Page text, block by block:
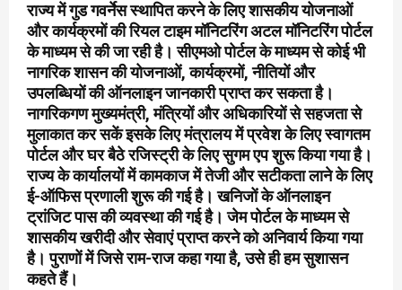
राज्य में गुड गवर्नेस स्थापित करने के लिए शासकीय योजनाओं
और कार्यक्रमों की रियल टाइम मॉनिटरिंग अटल मॉनिटरिंग पोर्टल
के माध्यम से की जा रही है। सीएमओ पोर्टल के माध्यम से कोई भी
नागरिक शासन की योजनाओं, कार्यक्रमों, नीतियों और
उपलब्धियों की ऑनलाइन जानकारी प्राप्त कर सकता है।
नागरिकगण मुख्यमंत्री, मंत्रियों और अधिकारियों से सहजता से
मुलाकात कर सकें इसके लिए मंत्रालय में प्रवेश के लिए स्वागतम
पोर्टल और घर बैठे रजिस्ट्री के लिए सुगम एप शुरू किया गया है।
राज्य के कार्यालयों में कामकाज में तेजी और सटीकता लाने के लिए
ई-ऑफिस प्रणाली शुरू की गई है। खनिजों के ऑनलाइन
ट्रांजिट पास की व्यवस्था की गई है। जेम पोर्टल के माध्यम से
शासकीय खरीदी और सेवाएं प्राप्त करने को अनिवार्य किया गया
है। पुराणों में जिसे राम-राज कहा गया है, उसे ही हम सुशासन
कहते हैं।